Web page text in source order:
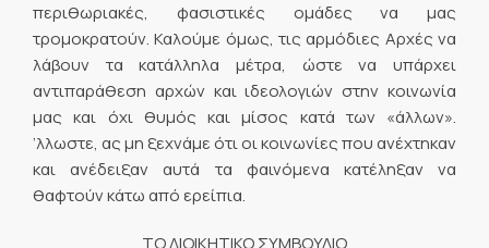
περιθωριακές, φασιστικές ομάδες να μας
τρομοκρατούν. Καλούμε όμως, τις αρμόδιες Αρχές να
λάβουν τα κατάλληλα μέτρα, ώστε να υπάρχει
αντιπαράθεση αρχών και ιδεολογιών στην κοινωνία
μας και όχι θυμός και μίσος κατά των «άλλων».
’λλωστε, ας μη ξεχνάμε ότι οι κοινωνίες που ανέχτηκαν
και ανέδειξαν αυτά τα φαινόμενα κατέληξαν να
θαφτούν κάτω από ερείπια.
ΤΟ ΔΙΟΙΚΗΤΙΚΟ ΣΥΜΒΟΥΛΙΟ